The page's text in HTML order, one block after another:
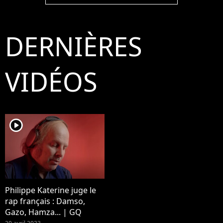
Veeren Ramsamy /
Bestimage
DERNIÈRES
VIDÉOS
player2
Philippe Katerine juge le
rap français : Damso,
Gazo, Hamza... | GQ